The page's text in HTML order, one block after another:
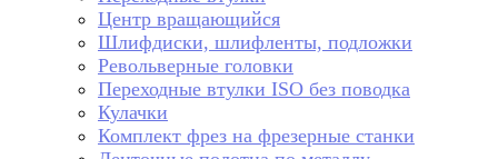
Центр вращающийся
Шлифдиски, шлифленты, подложки
Револьверные головки
Переходные втулки ISO без поводка
Кулачки
Комплект фрез на фрезерные станки